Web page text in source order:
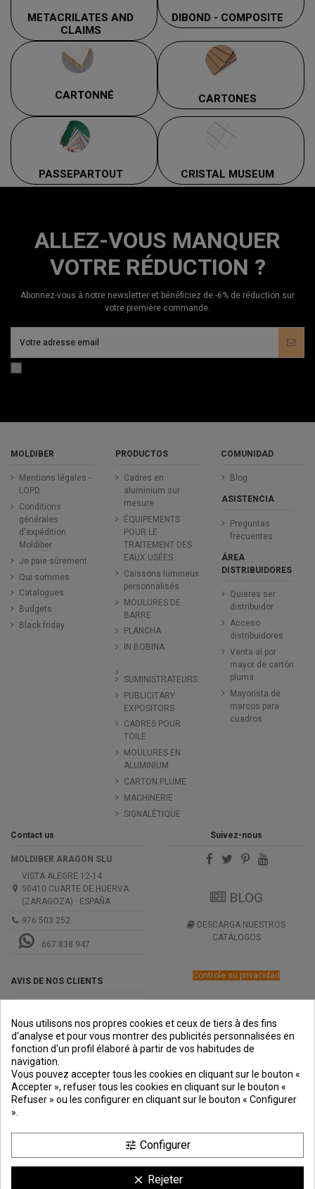
METACRILATES AND
CLAIMS
DIBOND - COMPOSITE
CARTONNÉ CARTONES
PASSEPARTOUT CRISTAL MUSEUM
ALLEZ-VOUS MANQUER
VOTRE RÉDUCTION ?
Abonnez-vous à notre newsletter et bénéficiez de -6% de réduction sur
votre première commande.
MOLDIBER
Mentions légales -
LOPD
Conditions
générales
d'expédition
Moldiber
Je paie sûrement
Qui sommes
Catalogues
Budgets
Black friday
PRODUCTOS
Cadres en
aluminium sur
mesure
ÉQUIPEMENTS
POUR LE
TRAITEMENT DES
EAUX USÉES
Caissons lumineux
personnalisés
MOULURES DE
BARRE
PLANCHA
IN BOBINA
SUMINISTRATEURS
PUBLICITARY
EXPOSITORS
CADRES POUR
TOILE
MOULURES EN
ALUMINIUM
CARTON PLUME
MACHINERIE
SIGNALÉTIQUE
COMUNIDAD
Blog
ASISTENCIA
Preguntas
frecuentes
ÁREA
DISTRIBUIDORES
Quieres ser
distribuidor
Acceso
distribuidores
Venta al por
mayor de cartón
pluma
Mayorista de
marcos para
cuadros
Contact us
MOLDIBER ARAGON SLU
VISTA ALEGRE 12-14
50410 CUARTE DE HUERVA
(ZARAGOZA) · ESPAÑA
976 503 252
667 838 947
AVIS DE NOS CLIENTS
Suivez-nous
BLOG
DESCARGA NUESTROS
CATÁLOGOS
Controle su privacidad
PREMIOS
DE PAGO
SEGURO
Nous utilisons nos propres cookies et ceux de tiers à des fins
d'analyse et pour vous montrer des publicités personnalisées en
fonction d'un profil élaboré à partir de vos habitudes de
navigation.
Vous pouvez accepter tous les cookies en cliquant sur le bouton «
Accepter », refuser tous les cookies en cliquant sur le bouton «
Refuser » ou les configurer en cliquant sur le bouton « Configurer
».
tune Configurer
clear Rejeter